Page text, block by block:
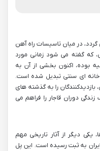
گردد، در میان تاسیسات راه آهن
که گفته می شود زمانی مورد
بوده، اکنون بخشی از آن به
ای سنتی تبدیل شده است.
را به گذشته های
دوران قاجار را فراهم می
غرب جلفا، یکی دیگر از آثار تاریخی مهم
به ثبت رسیده است. این پل